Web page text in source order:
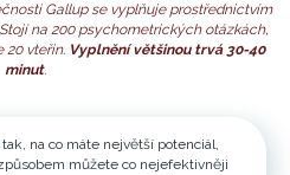
Gallup se vyplňuje prostřednictvím
na 200 psychometrických otázkách,
20 vteřin. Vyplnění většinou trvá 30-40
minut.
na co máte největší potenciál,
můžete co nejefektivněji